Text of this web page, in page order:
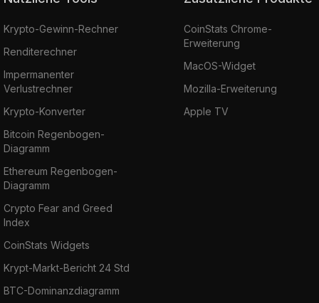
Krypto-Gewinn-Rechner
Renditerechner
Impermanenter
Verlustrechner
Krypto-Konverter
Bitcoin Regenbogen-
Diagramm
Ethereum Regenbogen-
Diagramm
Crypto Fear and Greed
Index
CoinStats Widgets
Krypt-Markt-Bericht 24 Std
BTC-Dominanzdiagramm
CoinStats Chrome-
Erweiterung
MacOS-Widget
Mozilla-Erweiterung
Apple TV